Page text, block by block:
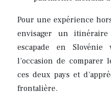
Pour une expérience
envisager un
escapade en
l’occasion de comparer
ces deux pays et
frontalière.